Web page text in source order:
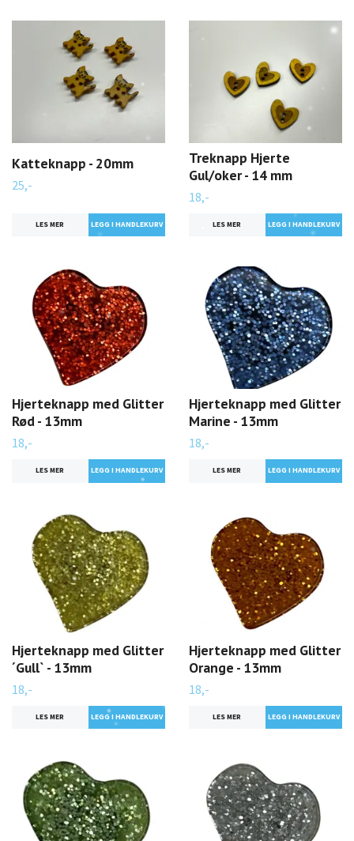
Katteknapp - 20mm
25,-
LES MER
Treknapp Hjerte
Gul/oker - 14 mm
18,-
LES MER
Hjerteknapp med Glitter
Rød - 13mm
18,-
LES MER
Hjerteknapp med Glitter
Marine - 13mm
18,-
LES MER
Hjerteknapp med Glitter
´Gull` - 13mm
18,-
LES MER
Hjerteknapp med Glitter
Orange - 13mm
18,-
LES MER